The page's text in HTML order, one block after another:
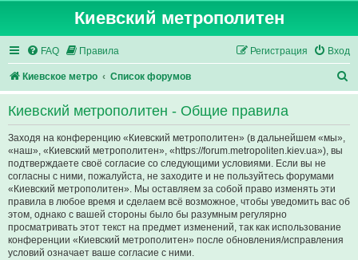
Киевский метрополитен
FAQ Правила Вход
Регистрация
Киевское метро Список форумов
о
Киевский метрополитен - Общие правила
Заходя на конференцию «Киевский метрополитен» (в дальнейшем «мы»,
«наш», «Киевский метрополитен», «https://forum.metropoliten.kiev.ua»), вы
подтверждаете своё согласие со следующими условиями. Если вы не
согласны с ними, пожалуйста, не заходите и не пользуйтесь форумами
«Киевский метрополитен». Мы оставляем за собой право изменять эти
правила в любое время и сделаем всё возможное, чтобы уведомить вас об
этом, однако с вашей стороны было бы разумным регулярно
просматривать этот текст на предмет изменений, так как использование
конференции «Киевский метрополитен» после обновления/исправления
условий означает ваше согласие с ними.